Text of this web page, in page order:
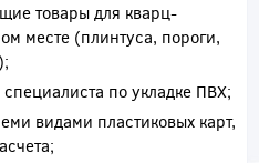
товары для кварц-
месте (плинтуса, пороги,
по укладке ПВХ;
видами пластиковых карт,